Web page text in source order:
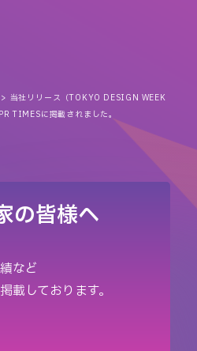
当社リリース（TOKYO DESIGN WEEK
TIMESに掲載されました。
の皆様へ
など
載しております。